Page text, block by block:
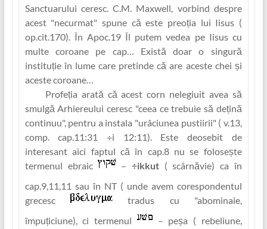
Sanctuarului ceresc. C.M. Maxwell, vorbind despre
acest "necurmat" spune că este preoț‏ia lui Iisus (
op.cit.170). În Apoc.19 Îl putem vedea pe Iisus cu
multe coroane pe cap… Există doar o singură
instituț‏ie în lume care pretinde că are aceste chei și
aceste coroane…
Profe‏ția arată că acest corn nelegiuit avea să
smulgă Arhiereului ceresc "ceea ce trebuie să deț‏ină
continuu", pentru a instala "urâciunea pustiirii" ( v.13,
comp. cap.11:31 ÷i 12:11). Este deosebit de
interesant aici faptul că în cap.8 nu se folosește
termenul ebraic
– ÷ikkut( scârnăvie) ca în
cap.9,11,11 sau în NT ( unde avem corespondentul
grecesc
tradus cu "abomina‏ie,
împuț‏iciune), ci termenul
– peșa ( rebeliune,